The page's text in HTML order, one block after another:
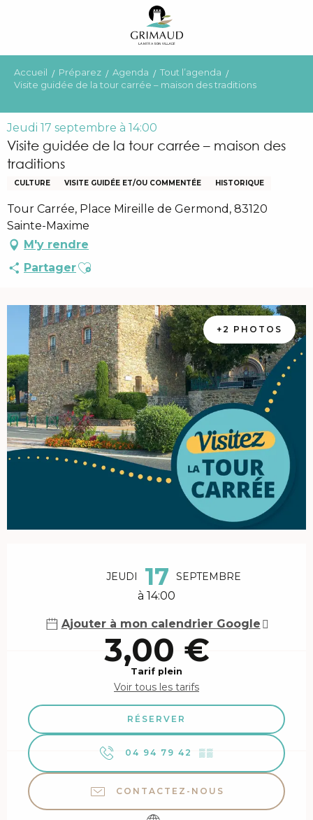
principal
Accueil Préparez Agenda
Tout l’agenda
Visite guidée de la tour carrée – maison des traditions
Jeudi 17 septembre à 14:00
Visite guidée de la tour carrée – maison des
traditions
CULTURE VISITE GUIDÉE ET/OU COMMENTÉE HISTORIQUE
Tour Carrée, Place Mireille de Germond, 83120
Sainte-Maxime
M'y rendre
PartagerAjouter aux favoris
+2 PHOTOS
JEUDI 17 SEPTEMBRE
à 14:00
Ajouter à mon calendrier Google
3,00 €
Tarif plein
Voir tous les tarifs
RÉSERVER
04 94 79 42 ▒▒
CONTACTEZ-NOUS